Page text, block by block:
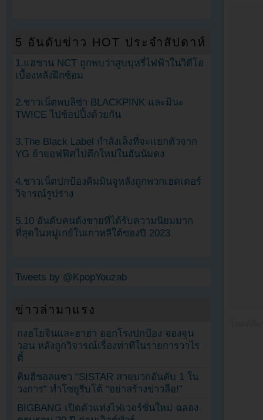
5 อันดับข่าว HOT ประจำสัปดาห์
1.แฮชาน NCT ถูกพบว่าสูบบุหรี่ไฟฟ้าในวิดีโอ
เบื้องหลังฝึกซ้อม
2.ชาวเน็ตพบลิซ่า BLACKPINK และมินะ
TWICE ไปช้อปปิ้งด้วยกัน
3.The Black Label กำลังเล็งที่จะแยกตัวจาก
YG ย้ายอฟฟิศไปตึกใหม่ในฮันนัมดง
4.ชาวเน็ตปกป้องคิมมินจูหลังถูกพวกเฮดเตอร์
วิจารณ์รูปร่าง
5.10 อันดับคนดังชายที่ได้รับความนิยมมาก
ที่สุดในหมู่เกย์ในเกาหลีใต้ของปี 2023
Tweets by @KpopYouzab
ข่าวล่ามาแรง
กงฮโยจินและฮาฮ่า ออกโรงปกป้อง จองจุน
วอน หลังถูกวิจารณ์เรื่องท่าทีในรายการวาไร
ตี้
คิมฮีชอลแซว “SISTAR สายบวกอันดับ 1 ใน
วงการ” ทำโซยูรีบโต้ “อย่าสร้างข่าวลือ!”
BIGBANG เปิดตัวแท่งไฟเวอร์ชั่นใหม่ ฉลอง